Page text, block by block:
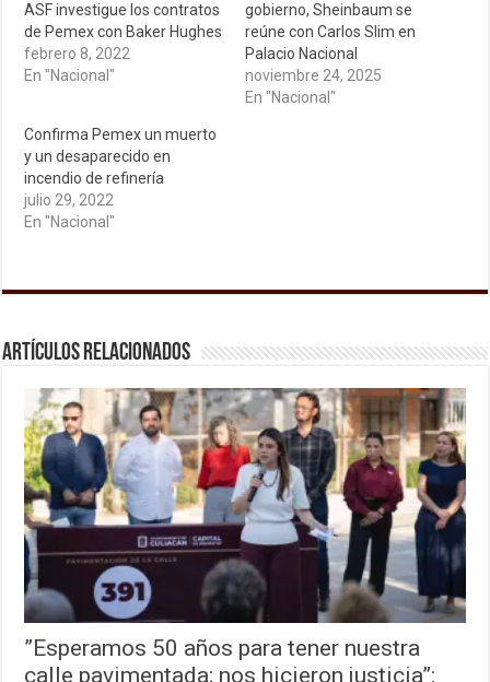
ASF investigue los contratos
de Pemex con Baker Hughes
febrero 8, 2022
En "Nacional"
gobierno, Sheinbaum se
reúne con Carlos Slim en
Palacio Nacional
noviembre 24, 2025
En "Nacional"
Confirma Pemex un muerto
y un desaparecido en
incendio de refinería
julio 29, 2022
En "Nacional"
Artículos relacionados
”Esperamos 50 años para tener nuestra
calle pavimentada; nos hicieron justicia”: